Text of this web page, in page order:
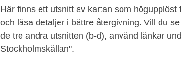
Här finns ett utsnitt av kartan som högupplöst
och läsa detaljer i bättre återgivning. Vill du
de tre andra utsnitten (b-d), använd länkar
Stockholmskällan".